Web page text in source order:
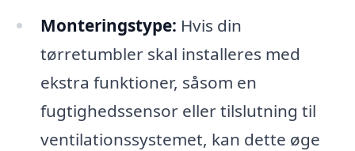
Monteringstype: Hvis din
tørretumbler skal installeres med
ekstra funktioner, såsom en
fugtighedssensor eller tilslutning til
ventilationssystemet, kan dette øge